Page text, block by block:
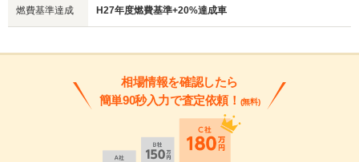
燃費基準達成 H27年度燃費基準+20%達成車
相場情報を確認したら
簡単90秒入力で査定依頼！ (無料)